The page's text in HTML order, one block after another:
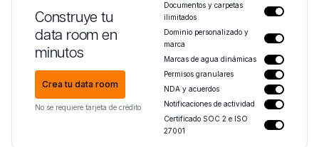
Construye tu
data room en
minutos
Crea tu data room
No se requiere tarjeta de crédito
Documentos y carpetas
ilimitados
Dominio personalizado y
marca
Marcas de agua dinámicas
Permisos granulares
NDA y acuerdos
Notificaciones de actividad
Certificado SOC 2 e ISO
27001